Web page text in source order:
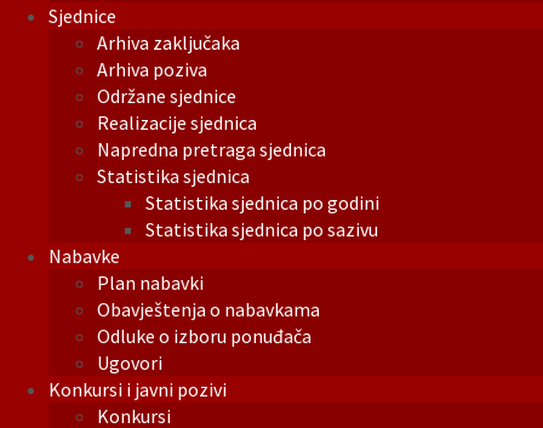
Sjednice
Arhiva zaključaka
Arhiva poziva
Održane sjednice
Realizacije sjednica
Napredna pretraga sjednica
Statistika sjednica
Statistika sjednica po godini
Statistika sjednica po sazivu
Nabavke
Plan nabavki
Obavještenja o nabavkama
Odluke o izboru ponuđača
Ugovori
Konkursi i javni pozivi
Konkursi